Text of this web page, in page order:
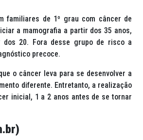
familiares de 1º grau com câncer de
a mamografia a partir dos 35 anos,
20. Fora desse grupo de risco a
precoce.
o câncer leva para se desenvolver a
diferente. Entretanto, a realização
inicial, 1 a 2 anos antes de se tornar